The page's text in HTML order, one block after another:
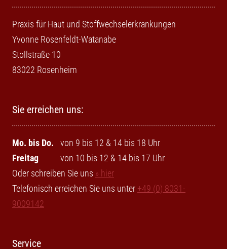
Praxis für Haut und Stoffwechselerkrankungen
Yvonne Rosenfeldt-Watanabe
Stollstraße 10
83022 Rosenheim
Sie erreichen uns:
Mo. bis Do.
von 9 bis 12 & 14 bis 18 Uhr
Freitag
von 10 bis 12 & 14 bis 17 Uhr
Oder schreiben Sie uns » hier
Telefonisch erreichen Sie uns unter +49 (0) 8031-
9009142
Service